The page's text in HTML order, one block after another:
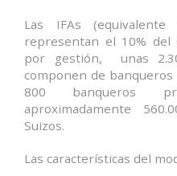
Las IFAs
representan el 10% del
por gestión, unas
componen de
800 banqueros
aproximadamente
Suizos.
Las características del